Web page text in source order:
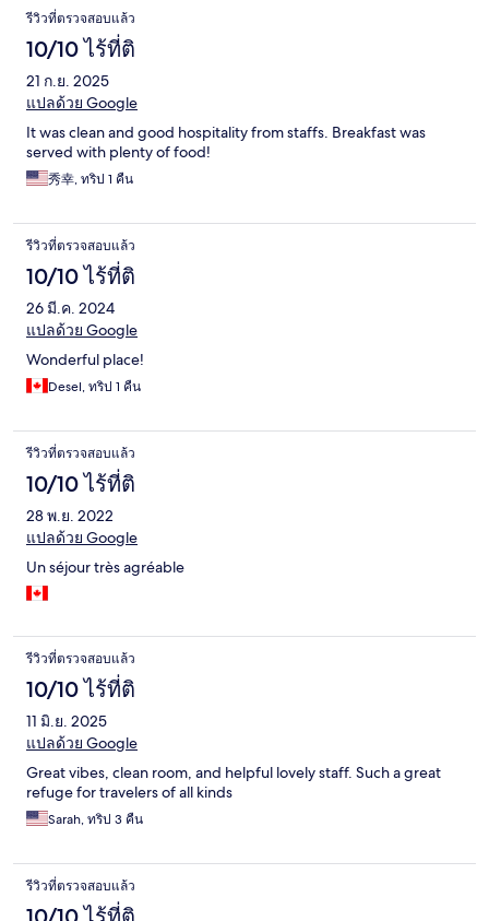
รีวิวที่ตรวจสอบแล้ว
10/10 ไร้ที่ติ
21 ก.ย. 2025
แปลด้วย Google
It was clean and good hospitality from staffs. Breakfast was
served with plenty of food!
秀幸, ทริป 1 คืน
รีวิวที่ตรวจสอบแล้ว
10/10 ไร้ที่ติ
26 มี.ค. 2024
แปลด้วย Google
Wonderful place!
Desel, ทริป 1 คืน
รีวิวที่ตรวจสอบแล้ว
10/10 ไร้ที่ติ
28 พ.ย. 2022
แปลด้วย Google
Un séjour très agréable
รีวิวที่ตรวจสอบแล้ว
10/10 ไร้ที่ติ
11 มิ.ย. 2025
แปลด้วย Google
Great vibes, clean room, and helpful lovely staff. Such a great
refuge for travelers of all kinds
Sarah, ทริป 3 คืน
รีวิวที่ตรวจสอบแล้ว